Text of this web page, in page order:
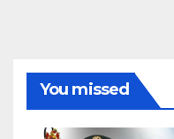
You missed